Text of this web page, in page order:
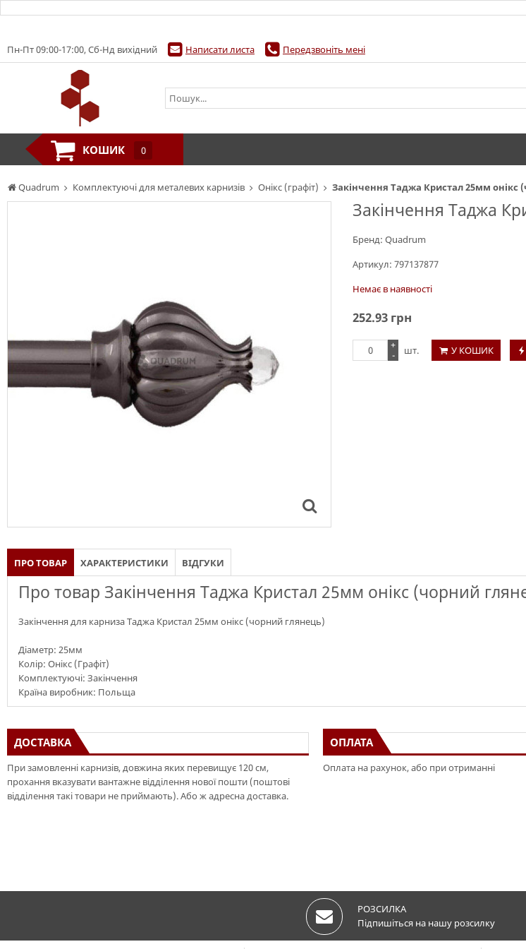
Quadrum Комплектуючі для металевих карнизів Онікс (графіт) Закінчення Таджа Кристал 25мм онікс
Закінчення Таджа
Бренд: Quadrum
Артикул: 797137877
Немає в наявності
252.93 грн
+
-
шт. У КОШИК
ПРО ТОВАР ХАРАКТЕРИСТИКИ ВІДГУКИ
Про товар Закінчення Таджа Кристал 25мм онікс (чорний
Закінчення для карниза Таджа Кристал 25мм онікс (чорний глянець)
Діаметр: 25мм
Колір: Онікс (Графіт)
Комплектуючі: Закінчення
Країна виробник: Польща
ДОСТАВКА
При замовленні карнизів, довжина яких перевищує 120 см,
прохання вказувати вантажне відділення нової пошти (поштові
відділення такі товари не приймають). Або ж адресна доставка.
ОПЛАТА
Оплата на рахунок, або при отриманні
Пн-Пт 09:00-17:00, Сб-Нд вихідний Написати листа Передзвоніть мені
КОШИК 0
РОЗСИЛКА
Підпишіться на нашу розсилку